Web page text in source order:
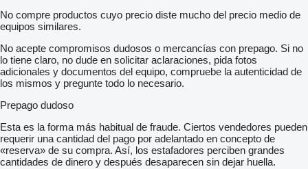
No compre productos cuyo precio diste mucho del precio medio de
equipos similares.
No acepte compromisos dudosos o mercancías con prepago. Si no
lo tiene claro, no dude en solicitar aclaraciones, pida fotos
adicionales y documentos del equipo, compruebe la autenticidad de
los mismos y pregunte todo lo necesario.
Prepago dudoso
Esta es la forma más habitual de fraude. Ciertos vendedores pueden
requerir una cantidad del pago por adelantado en concepto de
«reserva» de su compra. Así, los estafadores perciben grandes
cantidades de dinero y después desaparecen sin dejar huella.